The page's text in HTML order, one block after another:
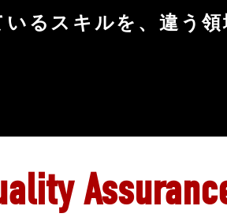
いるスキルを、違う